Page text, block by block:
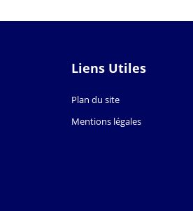
Liens Utiles
Plan du site
Mentions légales